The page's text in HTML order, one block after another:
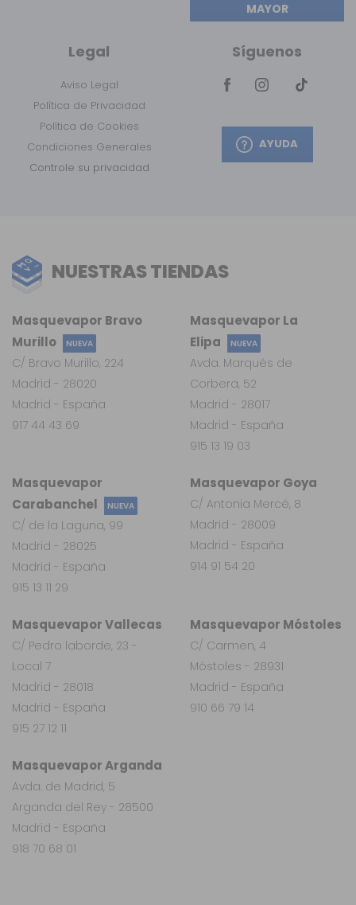
MAYOR
Legal
Aviso Legal
Política de Privacidad
Política de Cookies
Condiciones Generales
Controle su privacidad
Síguenos
AYUDA
NUESTRAS TIENDAS
Masquevapor Arganda
Avda. de Madrid, 5
Arganda del Rey - 28500
Madrid - España
918 70 68 01
Masquevapor
Carabanchel
NUEVA
C/ de la Laguna, 99
Madrid - 28025
Madrid - España
915 13 11 29
Masquevapor Vallecas
C/ Pedro laborde, 23 -
Local 7
Madrid - 28018
Madrid - España
915 27 12 11
Masquevapor Móstoles
C/ Carmen, 4
Móstoles - 28931
Madrid - España
910 66 79 14
Masquevapor Goya
C/ Antonia Mercé, 8
Madrid - 28009
Madrid - España
914 91 54 20
Masquevapor La
Elipa
NUEVA
Avda. Marqués de
Corbera, 52
Madrid - 28017
Madrid - España
915 13 19 03
Masquevapor Bravo
Murillo
NUEVA
C/ Bravo Murillo, 224
Madrid - 28020
Madrid - España
917 44 43 69